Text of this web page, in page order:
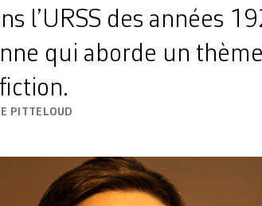
l’URSS des années
qui aborde un
PITTELOUD